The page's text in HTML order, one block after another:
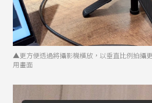
▲更方便透過將攝影機橫放，以垂直比例拍攝
用畫面